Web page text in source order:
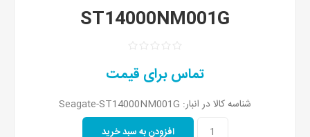
ST14000NM001G
تماس برای قیمت
شناسه کالا در انبار: Seagate-ST14000NM001G